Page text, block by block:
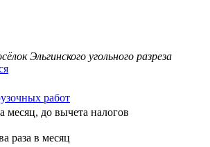
Эльгинского угольного разреза
работ
месяц, до вычета налогов
раза в месяц